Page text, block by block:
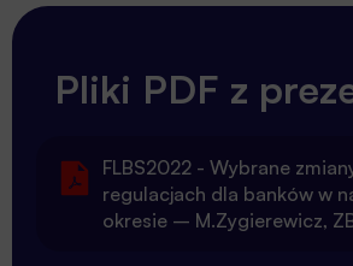
Pliki PDF z
FLBS2022 - Wybrane
regulacjach dla banków w
okresie – M.Zygierewicz,